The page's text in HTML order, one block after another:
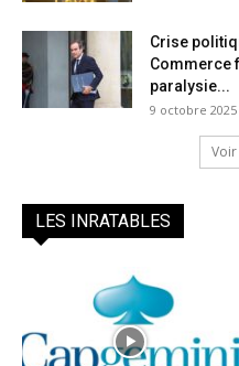
Crise
Commerce
paralysie...
9 octobre 2025
LES INRATABLES